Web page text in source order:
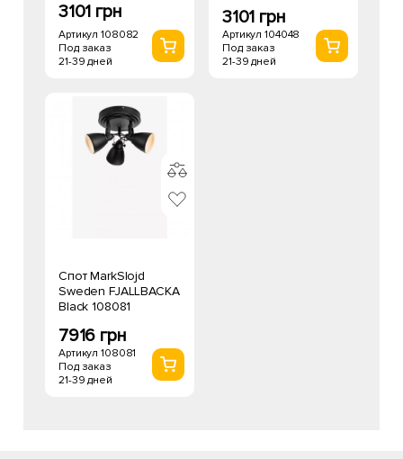
3101 грн
Артикул 108082
Под заказ
21-39 дней
3101 грн
Артикул 104048
Под заказ
21-39 дней
Спот MarkSlojd
Sweden FJALLBACKA
Black 108081
7916 грн
Артикул 108081
Под заказ
21-39 дней